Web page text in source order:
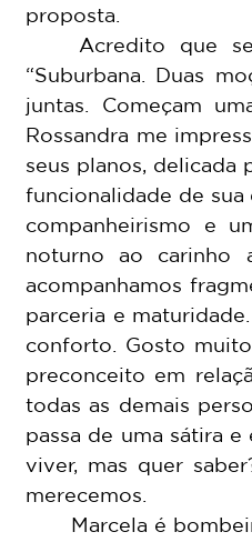
proposta.
“Suburbana. Duas
juntas. Começam
Rossandra me
seus planos, delicada
funcionalidade de sua
companheirismo e
noturno ao carinho
acompanhamos
parceria e
conforto. Gosto
preconceito em
todas as demais
passa de uma sátira
viver, mas quer
merecemos.